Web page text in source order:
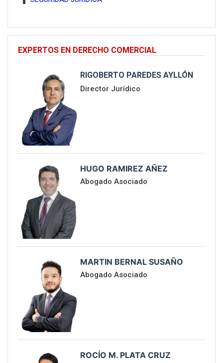
EXPERTOS EN DERECHO COMERCIAL
RIGOBERTO PAREDES AYLLÓN
Director Jurídico
HUGO RAMIREZ AÑEZ
Abogado Asociado
MARTIN BERNAL SUSAÑO
Abogado Asociado
ROCÍO M. PLATA CRUZ